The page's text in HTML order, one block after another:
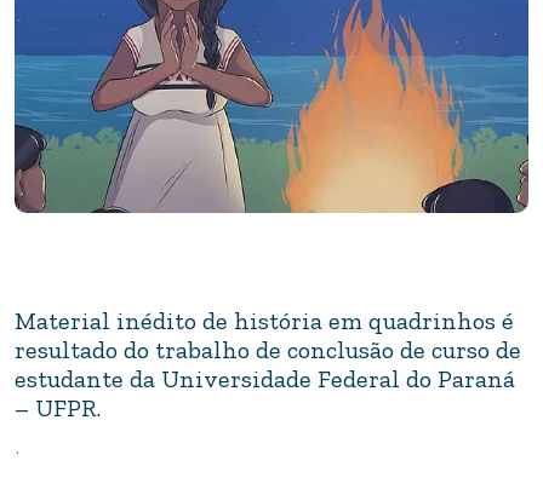
Material inédito de história em quadrinhos é
resultado do trabalho de conclusão de curso de
estudante da Universidade Federal do Paraná
– UFPR.
.